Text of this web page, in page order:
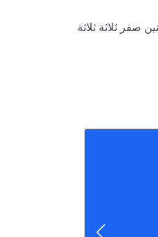
صفر ثلاثة ثلاثة
تنسيق
تصم